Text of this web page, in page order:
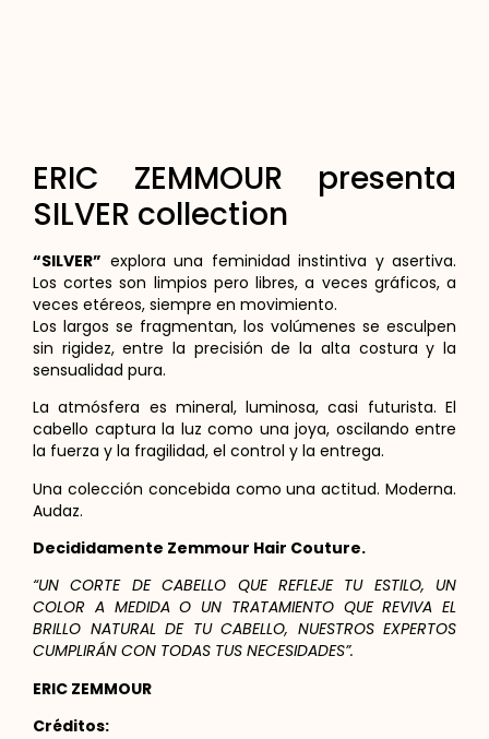
ERIC ZEMMOUR presenta
SILVER collection
“SILVER” explora una feminidad instintiva y asertiva.
Los cortes son limpios pero libres, a veces gráficos, a
veces etéreos, siempre en movimiento.
Los largos se fragmentan, los volúmenes se esculpen
sin rigidez, entre la precisión de la alta costura y la
sensualidad pura.
La atmósfera es mineral, luminosa, casi futurista. El
cabello captura la luz como una joya, oscilando entre
la fuerza y ​​la fragilidad, el control y la entrega.
Una colección concebida como una actitud. Moderna.
Audaz.
Decididamente Zemmour Hair Couture.
“UN CORTE DE CABELLO QUE REFLEJE TU ESTILO, UN
COLOR A MEDIDA O UN TRATAMIENTO QUE REVIVA EL
BRILLO NATURAL DE TU CABELLO, NUESTROS EXPERTOS
CUMPLIRÁN CON TODAS TUS NECESIDADES”.
ERIC ZEMMOUR
Créditos: